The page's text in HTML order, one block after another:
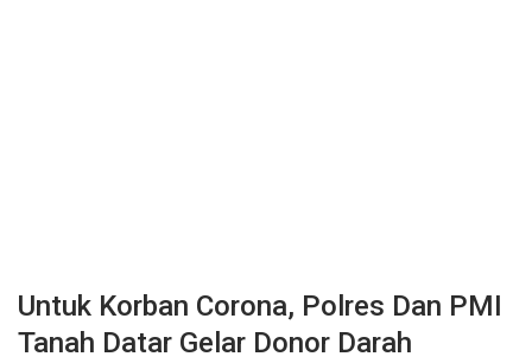
Untuk Korban Corona, Polres Dan PMI
Tanah Datar Gelar Donor Darah